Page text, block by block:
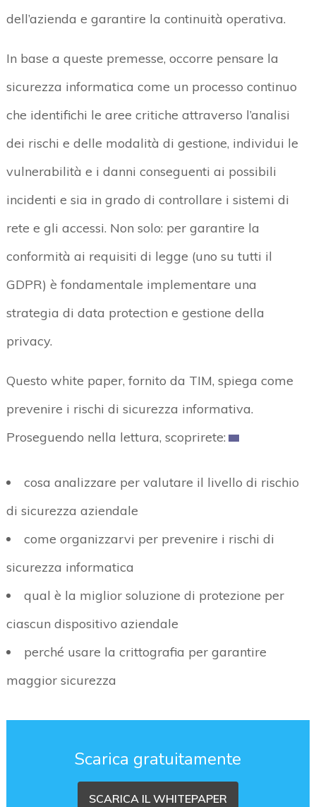
dell’azienda e garantire la continuità operativa.
In base a queste premesse, occorre pensare la
sicurezza informatica come un processo continuo
che identifichi le aree critiche attraverso l’analisi
dei rischi e delle modalità di gestione, individui le
vulnerabilità e i danni conseguenti ai possibili
incidenti e sia in grado di controllare i sistemi di
rete e gli accessi. Non solo: per garantire la
conformità ai requisiti di legge (uno su tutti il
GDPR) è fondamentale implementare una
strategia di data protection e gestione della
privacy.
Questo white paper, fornito da TIM, spiega come
prevenire i rischi di sicurezza informativa.
Proseguendo nella lettura, scoprirete:
cosa analizzare per valutare il livello di rischio
di sicurezza aziendale
come organizzarvi per prevenire i rischi di
sicurezza informatica
qual è la miglior soluzione di protezione per
ciascun dispositivo aziendale
perché usare la crittografia per garantire
maggior sicurezza
Scarica gratuitamente
SCARICA IL WHITEPAPER